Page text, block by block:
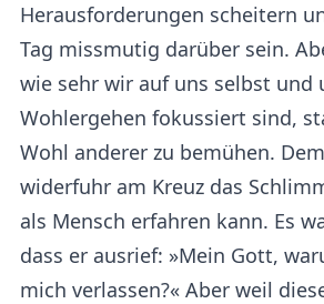
Herausforderungen scheitern
Tag missmutig darüber sein.
wie sehr wir auf uns selbst und
Wohlergehen fokussiert sind,
Wohl anderer zu bemühen.
widerfuhr am Kreuz das
als Mensch erfahren kann. Es
dass er ausrief: »Mein Gott,
mich verlassen?« Aber weil